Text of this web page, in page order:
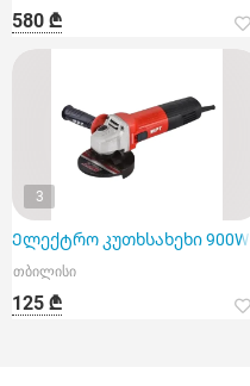
580 ₾
3
Ელექტრო კუთხსახეხი 900W
თბილისი
125 ₾